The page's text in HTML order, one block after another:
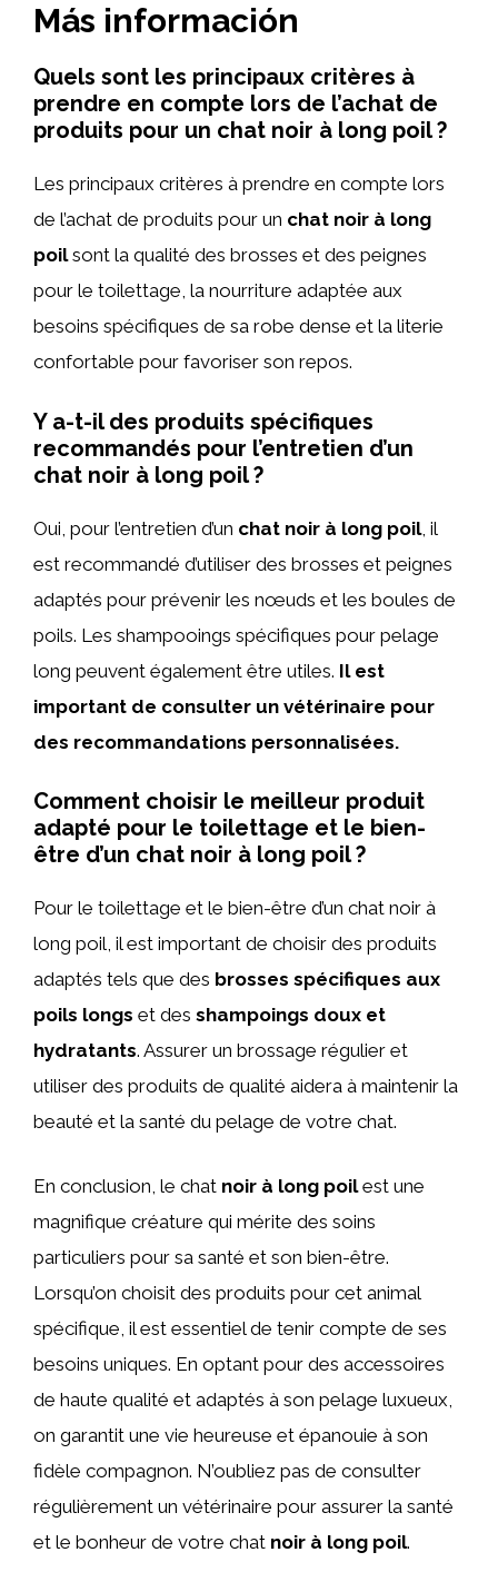
Más información
Quels sont les principaux critères à
prendre en compte lors de l’achat de
produits pour un chat noir à long poil ?
Les principaux critères à prendre en compte lors
de l’achat de produits pour un chat noir à long
poilsont la qualité des brosses et des peignes
pour le toilettage, la nourriture adaptée aux
besoins spécifiques de sa robe dense et la literie
confortable pour favoriser son repos.
Y a-t-il des produits spécifiques
recommandés pour l’entretien d’un
chat noir à long poil ?
Oui, pour l’entretien d’un chat noir à long poil, il
est recommandé d’utiliser des brosses et peignes
adaptés pour prévenir les nœuds et les boules de
poils. Les shampooings spécifiques pour pelage
long peuvent également être utiles. Il est
important de consulter un vétérinaire pour
des recommandations personnalisées.
Comment choisir le meilleur produit
adapté pour le toilettage et le bien-
être d’un chat noir à long poil ?
Pour le toilettage et le bien-être d’un chat noir à
long poil, il est important de choisir des produits
adaptés tels que des brosses spécifiques aux
poils longs et des shampoings doux et
hydratants. Assurer un brossage régulier et
utiliser des produits de qualité aidera à maintenir la
beauté et la santé du pelage de votre chat.
En conclusion, le chat noir à long poilest une
magnifique créature qui mérite des soins
particuliers pour sa santé et son bien-être.
Lorsqu’on choisit des produits pour cet animal
spécifique, il est essentiel de tenir compte de ses
besoins uniques. En optant pour des accessoires
de haute qualité et adaptés à son pelage luxueux,
on garantit une vie heureuse et épanouie à son
fidèle compagnon. N’oubliez pas de consulter
régulièrement un vétérinaire pour assurer la santé
et le bonheur de votre chat noir à long poil.